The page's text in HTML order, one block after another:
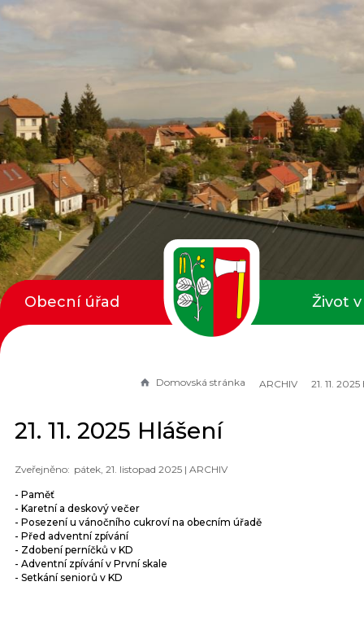
Domovská stránka ARCHIV 21. 11.
21. 11. 2025 Hlášení
pátek, 21. listopad 2025 | ARCHIV
- Paměť
- Karetní a deskový večer
- Posezení u vánočního cukroví na obecním úřadě
- Před adventní zpívání
- Zdobení perníčků v KD
- Adventní zpívání v První skale
- Setkání seniorů v KD
Obecní úřad Život